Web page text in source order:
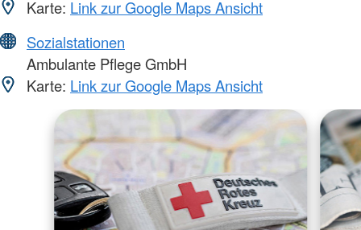
Karte: Link zur Google Maps Ansicht
Sozialstationen
Ambulante Pflege GmbH
Karte: Link zur Google Maps Ansicht